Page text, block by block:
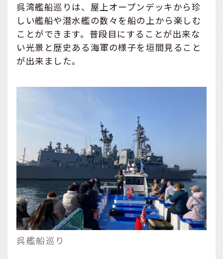
呉湾艦船巡りは、屋上オープンデッキから珍
しい艦船や潜水艦の数々を船の上から楽しむ
ことができます。普段目にすることが出来な
い光景と歴史ある海軍の様子を垣間見ること
が出来ました。
呉艦船巡り